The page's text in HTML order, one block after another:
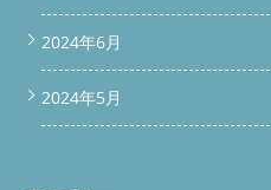
2024年6月
2024年5月